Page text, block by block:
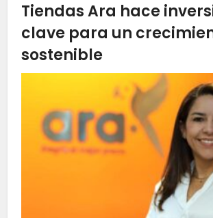
Tiendas Ara hace
clave para un
sostenible